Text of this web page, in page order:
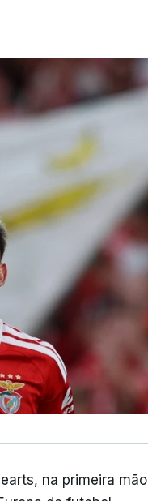
na primeira mão